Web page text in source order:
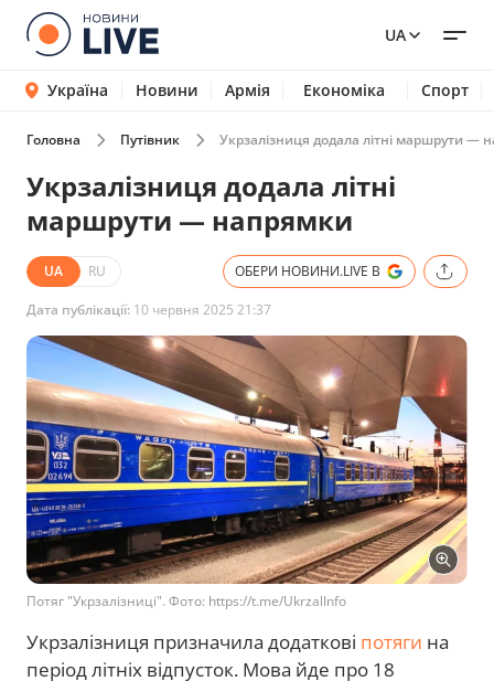
UA
Україна Новини Армія Економіка Спорт
Головна Путівник Укрзалізниця додала літні маршрути —
Укрзалізниця додала літні
маршрути — напрямки
UA RU ОБЕРИ НОВИНИ.LIVE В
Дата публікації: 10 червня 2025 21:37
Потяг "Укрзалізниці". Фото: https://t.me/UkrzalInfo
Укрзалізниця призначила додаткові потяги на
період літніх відпусток. Мова йде про 18